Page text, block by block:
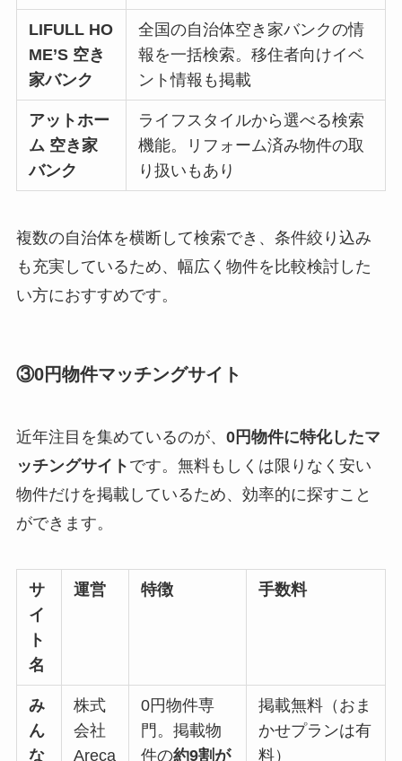
LIFULL HO
ME’S 空き
家バンク
全国の自治体空き家バンクの情
報を一括検索。移住者向けイベ
ント情報も掲載
アットホー
ム 空き家
バンク
ライフスタイルから選べる検索
機能。リフォーム済み物件の取
り扱いもあり
複数の自治体を横断して検索でき、条件絞り込み
も充実しているため、幅広く物件を比較検討した
い方におすすめです。
③0円物件マッチングサイト
近年注目を集めているのが、 0円物件に特化したマ
ッチングサイト です。無料もしくは限りなく安い
物件だけを掲載しているため、効率的に探すこと
ができます。
サ
イ
ト
名
運営 特徴 手数料
み
ん
な
株式
会社
Areca
0円物件専
門。掲載物
件の約9割が
掲載無料（おま
かせプランは有
料）